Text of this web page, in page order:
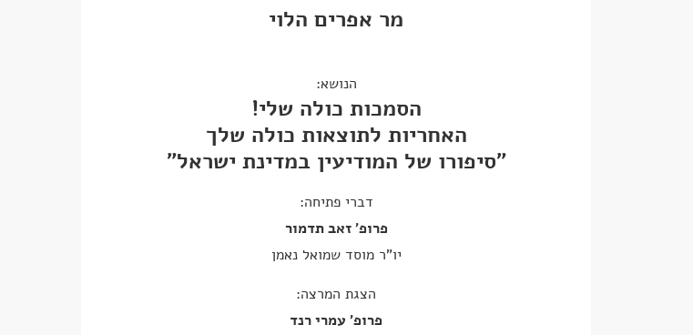
מר אפרים הלוי
הנושא:
הסמכות כולה שלי!
האחריות לתוצאות כולה שלך
"סיפורו של המודיעין במדינת ישראל"
דברי פתיחה:
פרופ' זאב תדמור
יו"ר מוסד שמואל נאמן
הצגת המרצה:
פרופ' עמרי רנד